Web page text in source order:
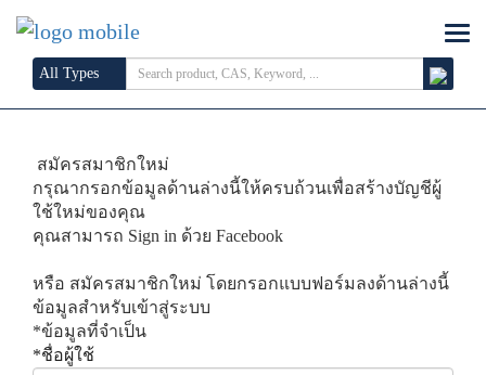
All Types
สมัครสมาชิกใหม่
กรุณากรอกข้อมูลด้านล่างนี้ให้ครบถ้วนเพื่อสร้างบัญชีผู้
ใช้ใหม่ของคุณ
คุณสามารถ Sign in ด้วย Facebook
หรือ สมัครสมาชิกใหม่ โดยกรอกแบบฟอร์มลงด้านล่างนี้
ข้อมูลสำหรับเข้าสู่ระบบ
*ข้อมูลที่จำเป็น
*ชื่อผู้ใช้